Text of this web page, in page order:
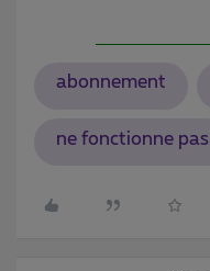
abonnement
ne fonctionne pas